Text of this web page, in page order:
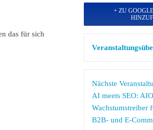
das für sich
+ ZU
Nächste
AI meets SEO:
Wachstumstreiber
B2B- und E-